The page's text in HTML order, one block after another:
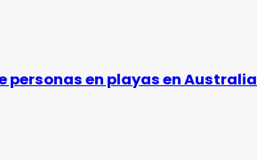
personas en playas en Australia